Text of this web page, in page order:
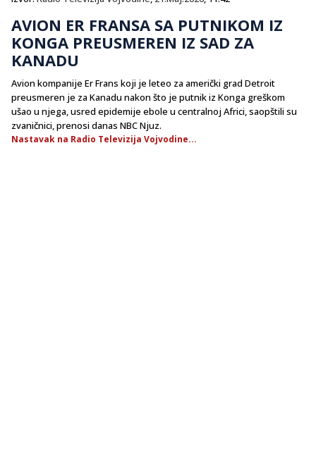
AVION ER FRANSA SA PUTNIKOM IZ
KONGA PREUSMEREN IZ SAD ZA
KANADU
Avion kompanije Er Frans koji je leteo za američki grad Detroit
preusmeren je za Kanadu nakon što je putnik iz Konga greškom
ušao u njega, usred epidemije ebole u centralnoj Africi, saopštili su
zvaničnici, prenosi danas NBC Njuz.
Nastavak na Radio Televizija Vojvodine...